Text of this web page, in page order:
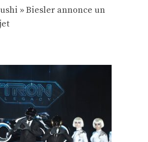
» Biesler annonce un